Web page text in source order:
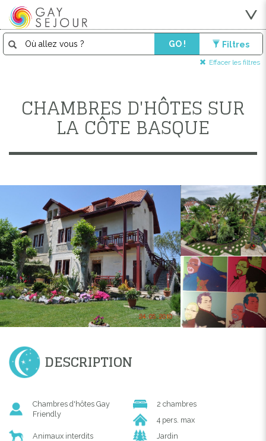
GO ! Filtres
Effacer les filtres
CHAMBRES D'HÔTES SUR
LA CÔTE BASQUE
DESCRIPTION
Chambres d'hôtes Gay
Friendly
2 chambres
4 pers. max
Animaux interdits
Jardin